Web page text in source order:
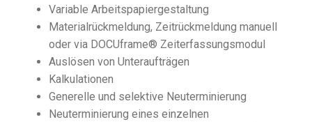
Variable Arbeitspapiergestaltung
Materialrückmeldung, Zeitrückmeldung manuell
oder via DOCUframe® Zeiterfassungsmodul
Auslösen von Unteraufträgen
Kalkulationen
Generelle und selektive Neuterminierung
Neuterminierung eines einzelnen